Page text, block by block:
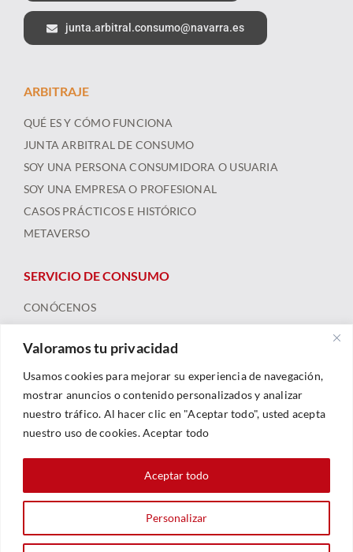
Valoramos tu privacidad
Usamos cookies para mejorar su experiencia de navegación,
mostrar anuncios o contenido personalizados y analizar
nuestro tráfico. Al hacer clic en "Aceptar todo", usted acepta
nuestro uso de cookies. Aceptar todo
Personalizar
Aceptar todo
junta.arbitral.consumo@navarra.es
ARBITRAJE
QUÉ ES Y CÓMO FUNCIONA
JUNTA ARBITRAL DE CONSUMO
SOY UNA PERSONA CONSUMIDORA O USUARIA
SOY UNA EMPRESA O PROFESIONAL
CASOS PRÁCTICOS E HISTÓRICO
METAVERSO
SERVICIO DE CONSUMO
CONÓCENOS
FORMACIÓN Y RECURSOS
NOTICIAS
Política De Privacidad|Política De Cookies
Sarhe Consultoría